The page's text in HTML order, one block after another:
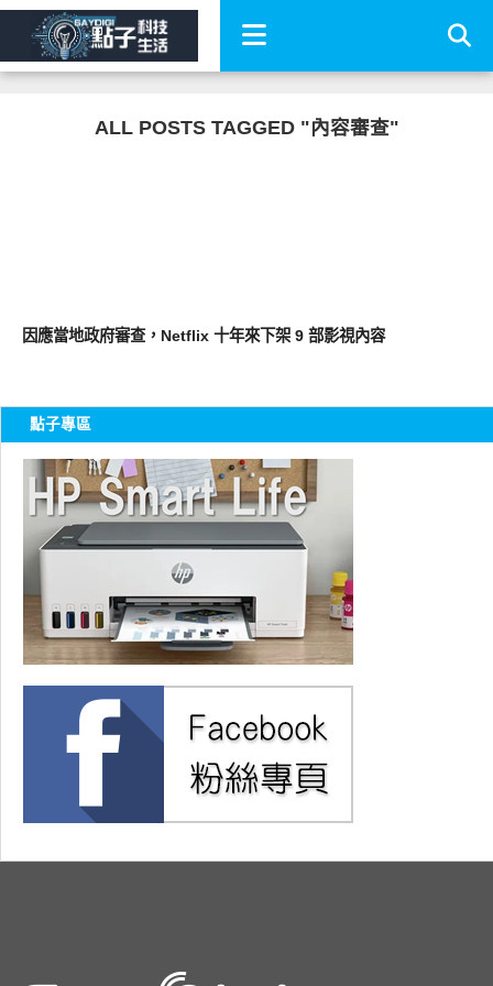
ALL POSTS TAGGED "內容審查"
因應當地政府審查，Netflix 十年來下架 9 部影視內容
點子專區